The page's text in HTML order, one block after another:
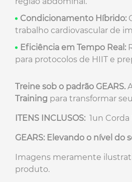
Condicionamento Híbrido:
trabalho cardiovascular de
Eficiência em Tempo Real:
para protocolos de HIIT e
Treine sob o padrão GEARS.
Training para transformar
ITENS INCLUSOS: 1un Corda
GEARS: Elevando o nível
Imagens meramente
produto.